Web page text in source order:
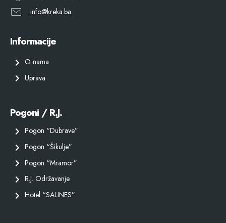
info@kreka.ba
Informacije
O nama
Uprava
Pogoni / R.J.
Pogon “Dubrave”
Pogon “Šikulje”
Pogon “Mramor”
R.J. Održavanje
Hotel “SALINES”